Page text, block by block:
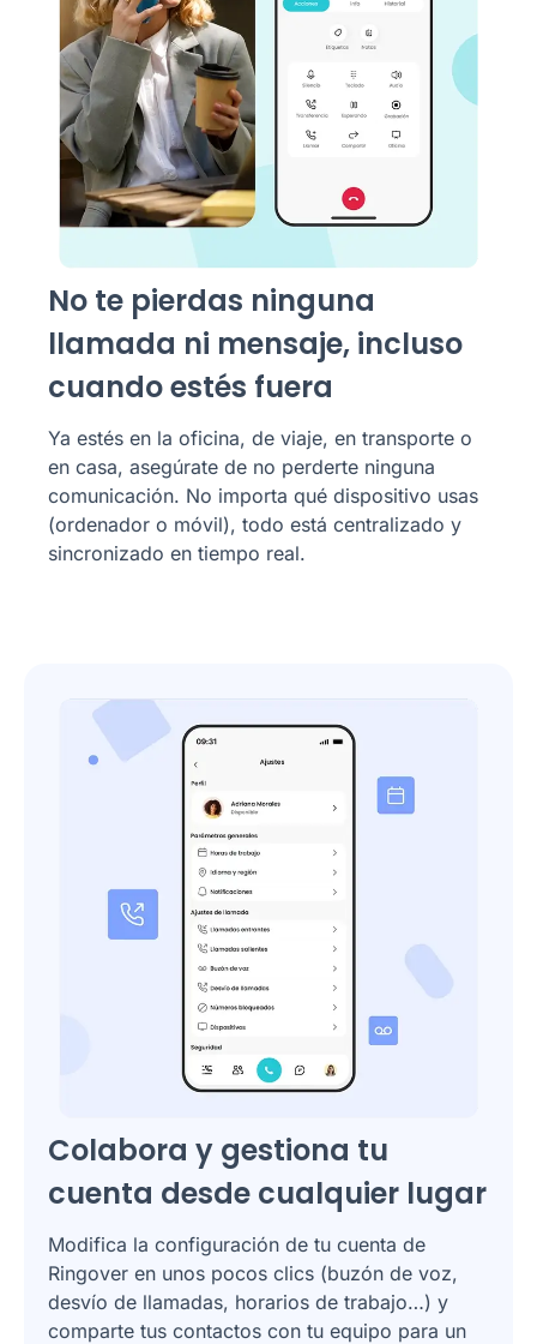
No te pierdas ninguna
llamada ni mensaje, incluso
cuando estés fuera
Ya estés en la oficina, de viaje, en transporte o
en casa, asegúrate de no perderte ninguna
comunicación. No importa qué dispositivo usas
(ordenador o móvil), todo está centralizado y
sincronizado en tiempo real.
Colabora y gestiona tu
cuenta desde cualquier lugar
Modifica la configuración de tu cuenta de
Ringover en unos pocos clics (buzón de voz,
desvío de llamadas, horarios de trabajo…) y
comparte tus contactos con tu equipo para un